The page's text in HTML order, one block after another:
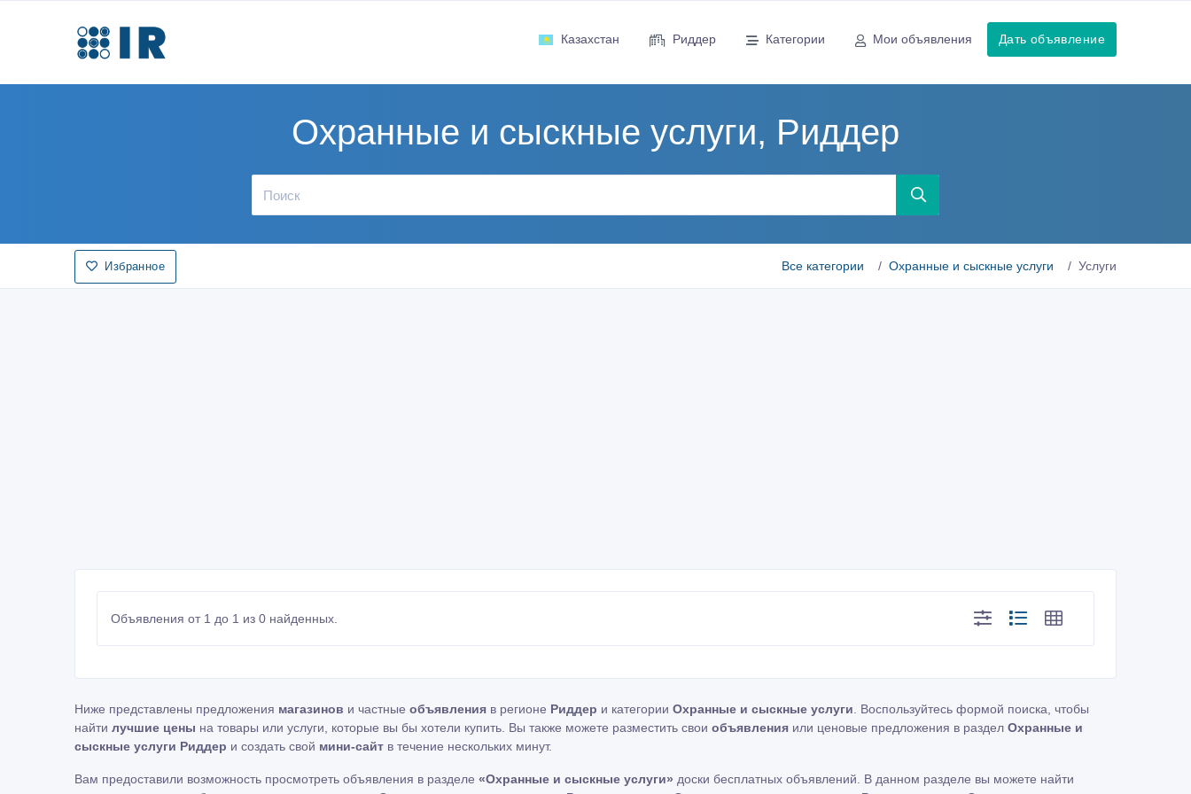
Казахстан Риддер Категории Мои объявления Дать объявление
Охранные и сыскные услуги, Риддер
Избранное Все категории Охранные и сыскные услуги Услуги
Объявления от 1 до 1 из 0 найденных.
Ниже представлены предложения магазинов и частные объявления в регионе Риддер и категории Охранные и сыскные услуги. Воспользуйтесь формой поиска, чтобы
найти лучшие цены на товары или услуги, которые вы бы хотели купить. Вы также можете разместить свои объявления или ценовые предложения в раздел Охранные и
сыскные услуги Риддер и создать свой мини-сайт в течение нескольких минут.
Вам предоставили возможность просмотреть объявления в разделе «Охранные и сыскные услуги» доски бесплатных объявлений. В данном разделе вы можете найти